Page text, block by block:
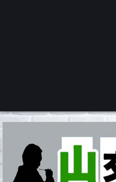
くろチャンネル